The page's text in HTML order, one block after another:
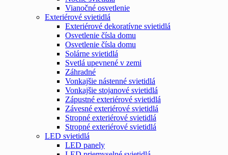
Vianočné osvetlenie
Exteriérové svietidlá
Exteriérové dekoratívne svietidlá
Osvetlenie čísla domu
Osvetlenie čísla domu
Solárne svietidlá
Svetlá upevnené v zemi
Záhradné
Vonkajšie nástenné svietidlá
Vonkajšie stojanové svietidlá
Zápustné exteriérové svietidlá
Závesné exteriérové svietidlá
Stropné exteriérové svietidlá
Stropné exteriérové svietidlá
LED svietidlá
LED panely